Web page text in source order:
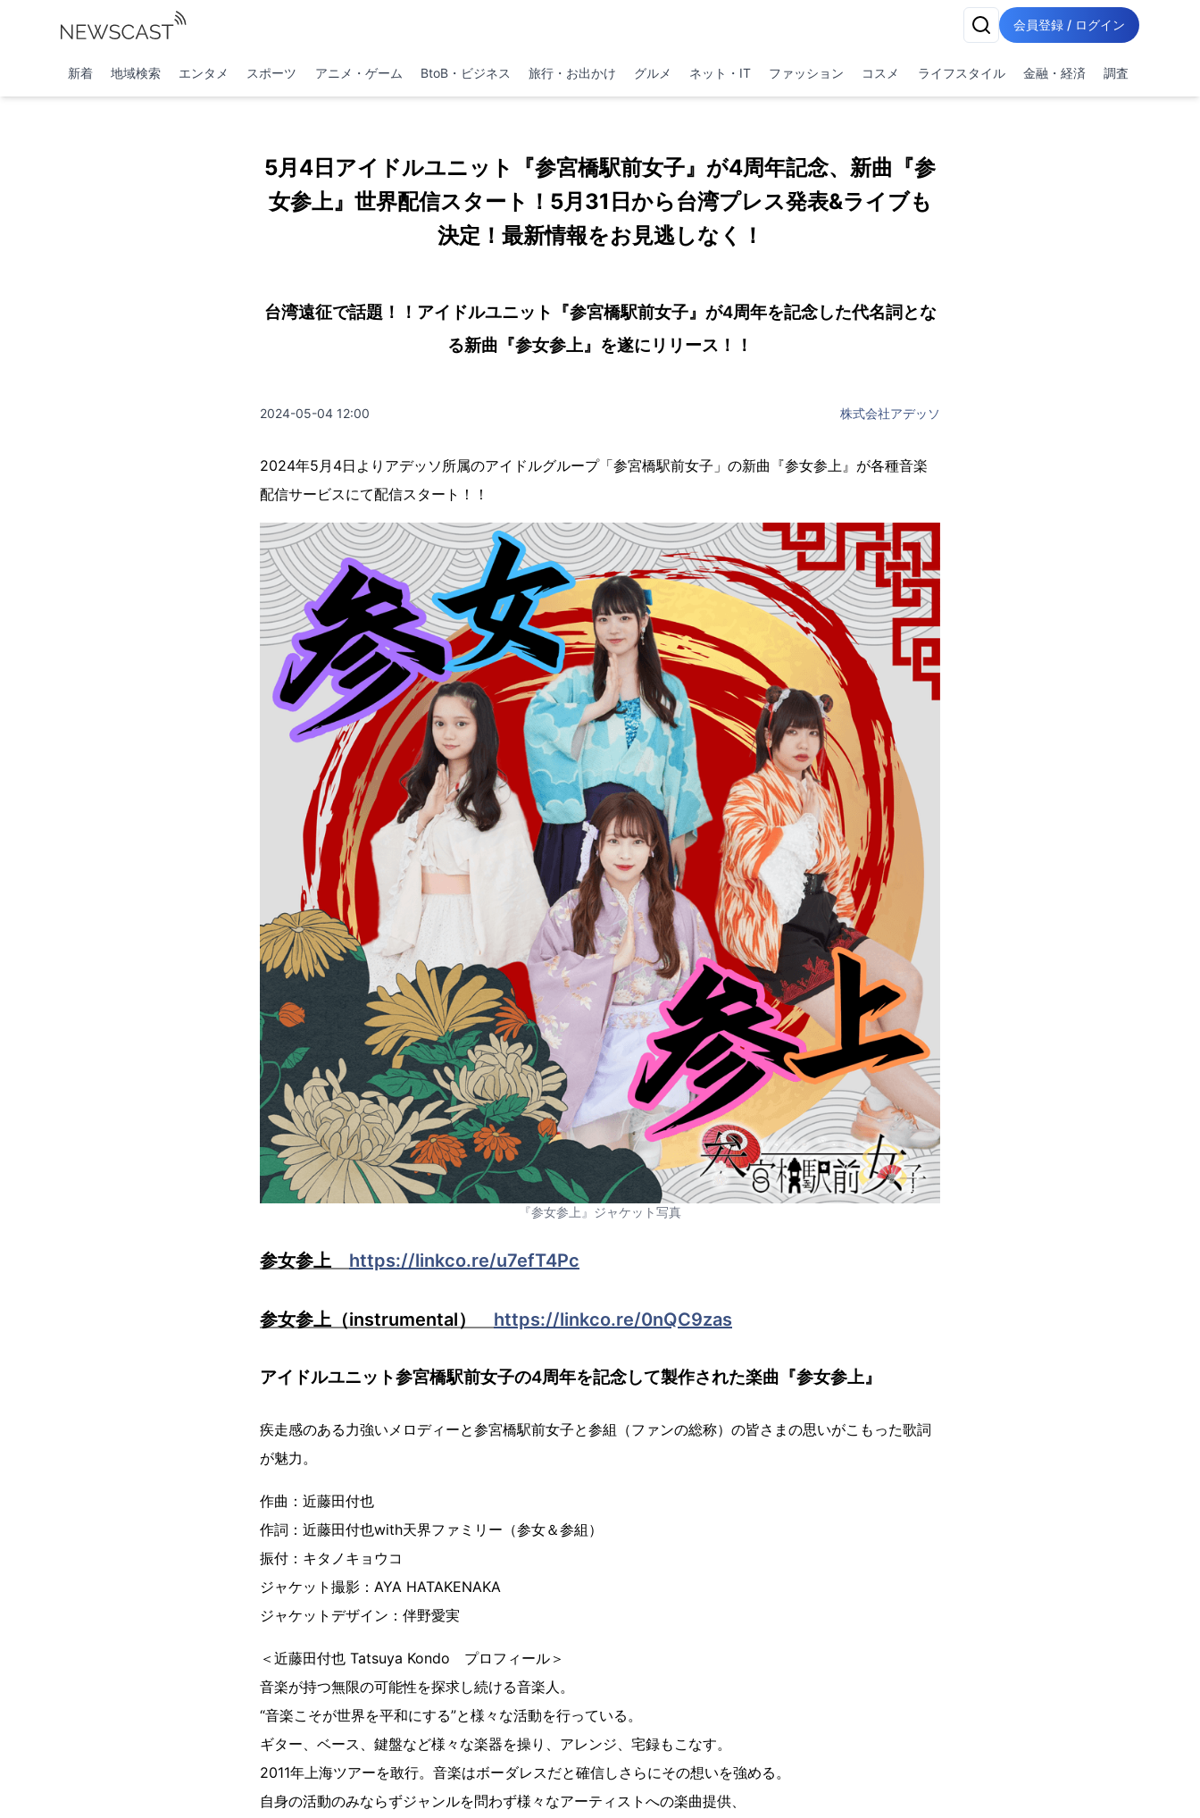
会員登録 / ログイン
新着 地域検索 エンタメ スポーツ アニメ・ゲーム BtoB・ビジネス 旅行・お出かけ グルメ ネット・IT ファッション コスメ ライフスタイル 金融・経済 調査
5月4日アイドルユニット『参宮橋駅前女子』が4周年記念、新曲『参
女参上』世界配信スタート！5月31日から台湾プレス発表&ライブも
決定！最新情報をお見逃しなく！
台湾遠征で話題！！アイドルユニット『参宮橋駅前女子』が4周年を記念した代名詞とな
る新曲『参女参上』を遂にリリース！！
2024-05-04 12:00 株式会社アデッソ
2024年5月4日よりアデッソ所属のアイドルグループ「参宮橋駅前女子」の新曲『参女参上』が各種音楽
配信サービスにて配信スタート！！
『参女参上』ジャケット写真
参女参上 https://linkco.re/u7efT4Pc
参女参上（instrumental） https://linkco.re/0nQC9zas
アイドルユニット参宮橋駅前女子の4周年を記念して製作された楽曲『参女参上』
疾走感のある力強いメロディーと参宮橋駅前女子と参組（ファンの総称）の皆さまの思いがこもった歌詞
が魅力。
作曲：近藤田付也
作詞：近藤田付也with天界ファミリー（参女＆参組）
振付：キタノキョウコ
ジャケット撮影：AYA HATAKENAKA
ジャケットデザイン：伴野愛実
＜近藤田付也 Tatsuya Kondo プロフィール＞
音楽が持つ無限の可能性を探求し続ける音楽人。
“音楽こそが世界を平和にする”と様々な活動を行っている。
ギター、ベース、鍵盤など様々な楽器を操り、アレンジ、宅録もこなす。
2011年上海ツアーを敢行。音楽はボーダレスだと確信しさらにその想いを強める。
自身の活動のみならずジャンルを問わず様々なアーティストへの楽曲提供、